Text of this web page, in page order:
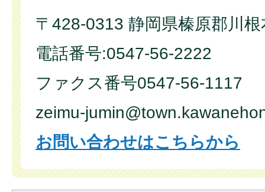
〒428-0313 静岡県榛原郡川
電話番号:0547-56-2222
ファクス番号0547-56-1117
zeimu-
お問い合わせはこちらから